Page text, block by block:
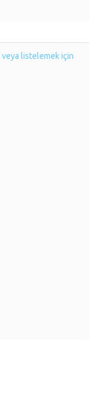
veya listelemek için